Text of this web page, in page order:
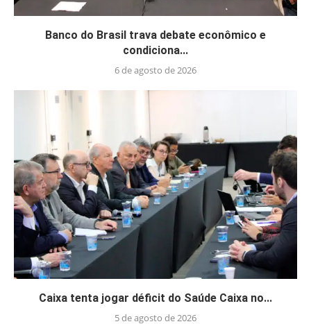
Banco do Brasil trava debate econômico e
condiciona...
6 de agosto de 2026
Caixa tenta jogar déficit do Saúde Caixa no...
5 de agosto de 2026